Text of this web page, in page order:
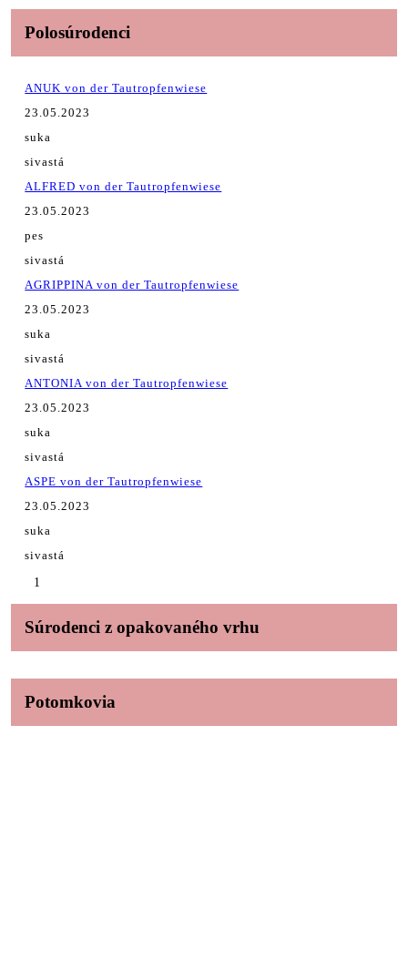
Polosúrodenci
ANUK von der Tautropfenwiese
23.05.2023
suka
sivastá
ALFRED von der Tautropfenwiese
23.05.2023
pes
sivastá
AGRIPPINA von der Tautropfenwiese
23.05.2023
suka
sivastá
ANTONIA von der Tautropfenwiese
23.05.2023
suka
sivastá
ASPE von der Tautropfenwiese
23.05.2023
suka
sivastá
1
Súrodenci z opakovaného vrhu
Potomkovia